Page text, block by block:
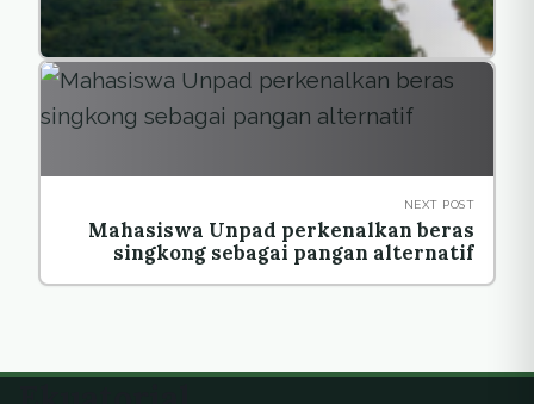
NEXT POST
Mahasiswa Unpad perkenalkan beras
singkong sebagai pangan alternatif